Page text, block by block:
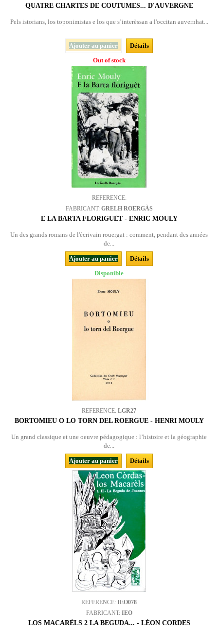
QUATRE CHARTES DE COUTUMES... D'AUVERGNE
Pels istorians, los toponimistas e los que s’interèssan a l'occitan auvernhat...
Ajouter au panier
Détails
Out of stock
REFERENCE:
FABRICANT: GRELH ROERGÀS
E LA BARTA FLORIGUÈT - ENRIC MOULY
Un des grands romans de l'écrivain rouergat : comment, pendant des années
de...
Ajouter au panier
Détails
Disponible
REFERENCE: LGR27
BORTOMIEU O LO TORN DEL ROERGUE - HENRI MOULY
Un grand classique et une oeuvre pédagogique : l’histoire et la géographie
de...
Ajouter au panier Détails
REFERENCE: IEO078
FABRICANT: IEO
LOS MACARÈLS 2 LA BEGUDA... - LÉON CORDES